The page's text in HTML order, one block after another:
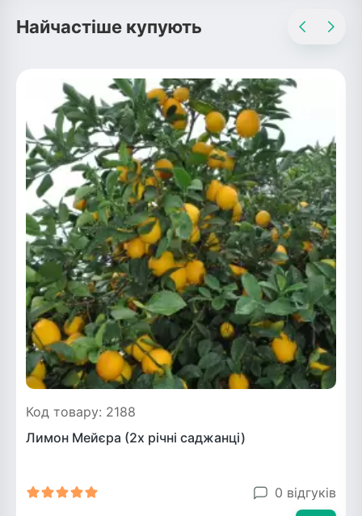
Жимолость декоративна
Плющ
Найчастіше купують
Код товару: 2188
Лимон Мейєра (2х річні саджанці)
0 відгуків